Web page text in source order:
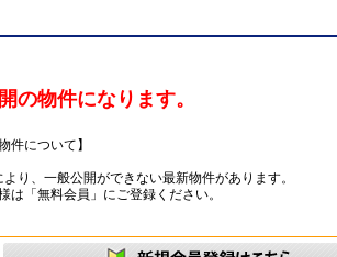
の物件になります。
件について】
り、一般公開ができない最新物件があります。
は「無料会員」にご登録ください。